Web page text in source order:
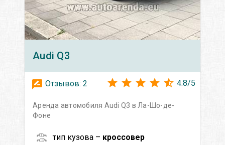
Audi Q3
Отзывов: 2 4.8/5
Аренда автомобиля Audi Q3 в Ла-Шо-де-
Фоне
тип кузова – кроссовер